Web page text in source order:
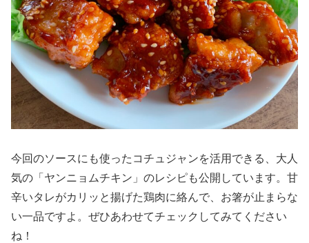
今回のソースにも使ったコチュジャンを活用できる、大人
気の「ヤンニョムチキン」のレシピも公開しています。甘
辛いタレがカリッと揚げた鶏肉に絡んで、お箸が止まらな
い一品ですよ。ぜひあわせてチェックしてみてください
ね！